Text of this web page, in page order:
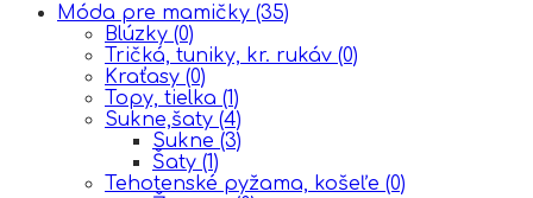
Móda pre mamičky (35)
Blúzky (0)
Tričká, tuniky, kr. rukáv (0)
Kraťasy (0)
Topy, tielka (1)
Sukne,šaty (4)
Sukne (3)
Šaty (1)
Tehotenské pyžama, košeľe (0)